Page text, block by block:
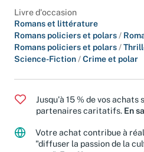
Livre d'occasion
Romans et littérature
Romans policiers et polars /
Romans policiers et polars /
Science-Fiction /Crime et polar
Jusqu'à 15 % de vos achats
partenaires caritatifs. En
Votre achat contribue à
"diffuser la passion de la